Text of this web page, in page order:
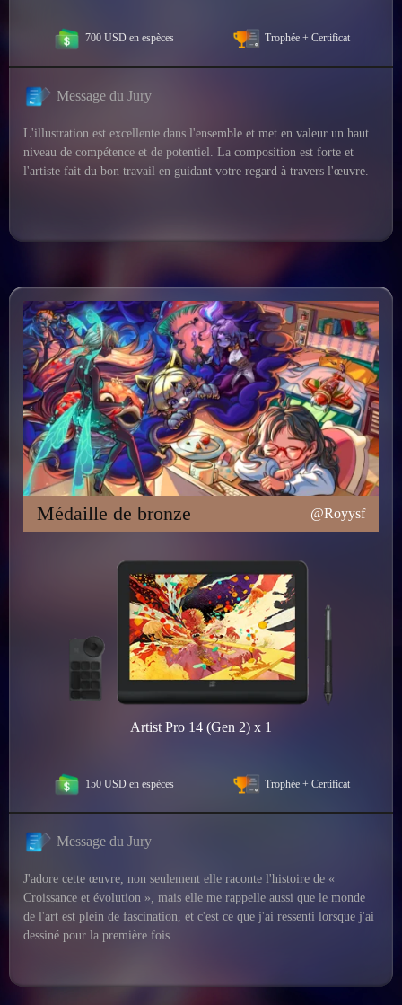
700 USD en espèces Trophée + Certificat
Message du Jury
L'illustration est excellente dans l'ensemble et met en valeur un haut
niveau de compétence et de potentiel. La composition est forte et
l'artiste fait du bon travail en guidant votre regard à travers l'œuvre.
Médaille de bronze @Royysf
Artist Pro 14 (Gen 2) x 1
150 USD en espèces Trophée + Certificat
Message du Jury
J'adore cette œuvre, non seulement elle raconte l'histoire de «
Croissance et évolution », mais elle me rappelle aussi que le monde
de l'art est plein de fascination, et c'est ce que j'ai ressenti lorsque j'ai
dessiné pour la première fois.